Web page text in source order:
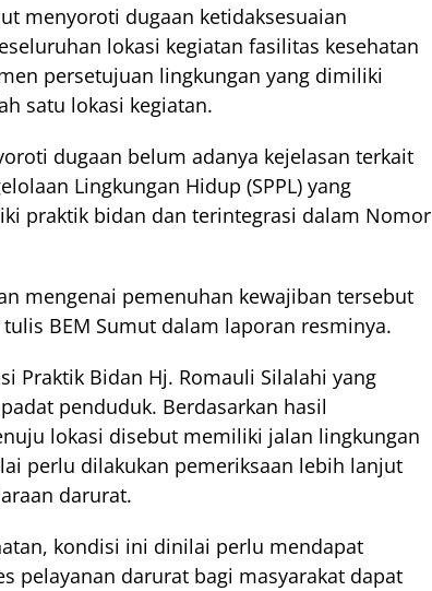
menyoroti dugaan ketidaksesuaian
lokasi kegiatan fasilitas kesehatan
persetujuan lingkungan yang dimiliki
satu lokasi kegiatan.
dugaan belum adanya kejelasan terkait
Lingkungan Hidup (SPPL) yang
praktik bidan dan terintegrasi dalam Nomor
mengenai pemenuhan kewajiban tersebut
BEM Sumut dalam laporan resminya.
Praktik Bidan Hj. Romauli Silalahi yang
penduduk. Berdasarkan hasil
lokasi disebut memiliki jalan lingkungan
perlu dilakukan pemeriksaan lebih lanjut
darurat.
kondisi ini dinilai perlu mendapat
pelayanan darurat bagi masyarakat dapat